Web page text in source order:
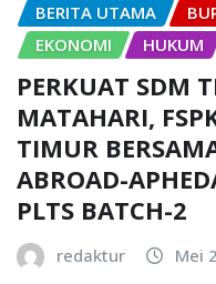
BERITA UTAMA
EKONOMI
HUKUM
PERKUAT SDM
MATAHARI,
TIMUR
ABROAD-
PLTS BATCH-2
redaktur Mei